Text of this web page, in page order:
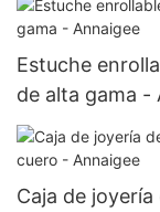
Estuche
de alta gama -
Caja de